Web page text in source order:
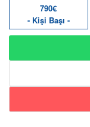
790€
- Kişi Başı -